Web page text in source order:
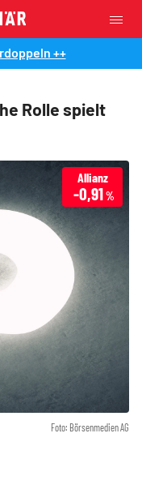
++
Rolle spielt
Foto: Börsenmedien AG
Allianz
-0,91%